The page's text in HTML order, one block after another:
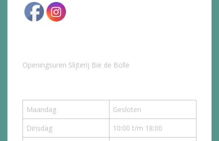
Openingsuren Slijterij Bie de Bolle
Maandag
Gesloten
Dinsdag
10:00 t/m 18:00